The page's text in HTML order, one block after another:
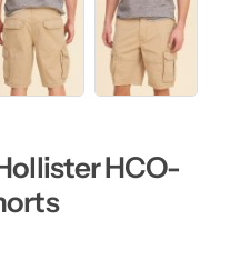
HCO-